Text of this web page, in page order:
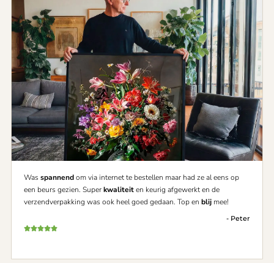
Was spannendom via internet te bestellen maar had ze al eens op
een beurs gezien. Superkwaliteiten keurig afgewerkt en de
verzendverpakking was ook heel goed gedaan. Top en blij mee!
- Peter